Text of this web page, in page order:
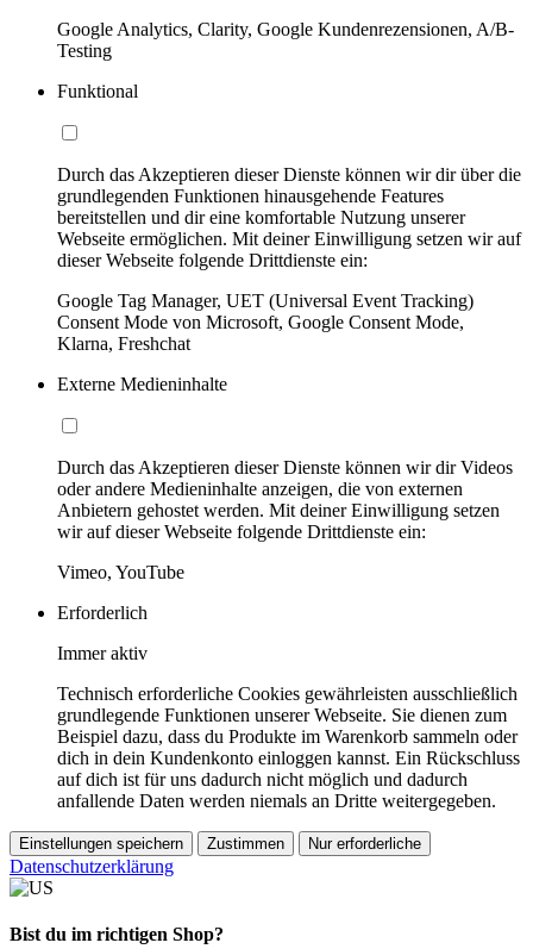
Google Analytics, Clarity, Google Kundenrezensionen, A/B-
Testing
Funktional
Durch das Akzeptieren dieser Dienste können wir dir über die
grundlegenden Funktionen hinausgehende Features
bereitstellen und dir eine komfortable Nutzung unserer
Webseite ermöglichen. Mit deiner Einwilligung setzen wir auf
dieser Webseite folgende Drittdienste ein:
Google Tag Manager, UET (Universal Event Tracking)
Consent Mode von Microsoft, Google Consent Mode,
Klarna, Freshchat
Externe Medieninhalte
Durch das Akzeptieren dieser Dienste können wir dir Videos
oder andere Medieninhalte anzeigen, die von externen
Anbietern gehostet werden. Mit deiner Einwilligung setzen
wir auf dieser Webseite folgende Drittdienste ein:
Vimeo, YouTube
Erforderlich
Immer aktiv
Technisch erforderliche Cookies gewährleisten ausschließlich
grundlegende Funktionen unserer Webseite. Sie dienen zum
Beispiel dazu, dass du Produkte im Warenkorb sammeln oder
dich in dein Kundenkonto einloggen kannst. Ein Rückschluss
auf dich ist für uns dadurch nicht möglich und dadurch
anfallende Daten werden niemals an Dritte weitergegeben.
Einstellungen speichern Zustimmen Nur erforderliche
Datenschutzerklärung
Bist du im richtigen Shop?